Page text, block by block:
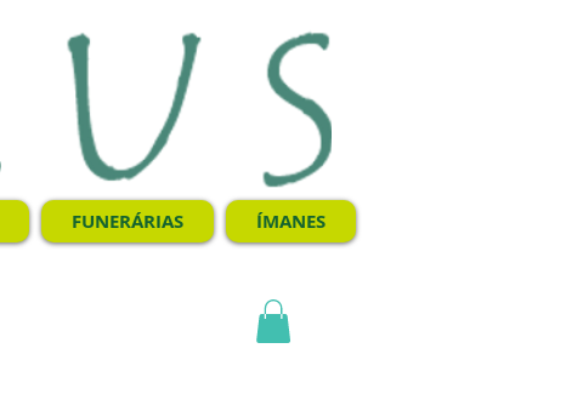
FUNERÁRIAS ÍMANES